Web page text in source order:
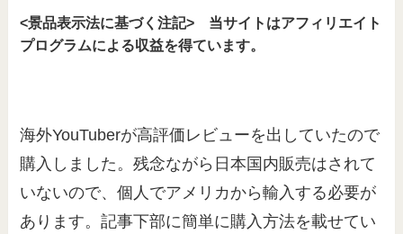
<景品表示法に基づく注記> 当サイトはアフィリエイト
プログラムによる収益を得ています。
海外YouTuberが高評価レビューを出していたので
購入しました。残念ながら日本国内販売はされて
いないので、個人でアメリカから輸入する必要が
あります。記事下部に簡単に購入方法を載せてい